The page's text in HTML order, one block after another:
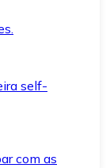
self-
com as